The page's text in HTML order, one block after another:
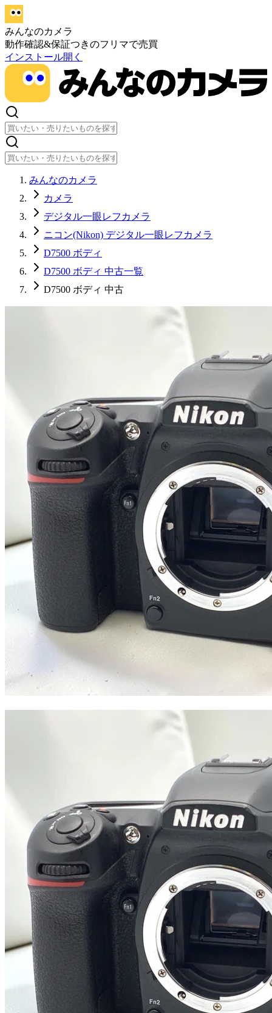
みんなのカメラ
動作確認&保証つきのフリマで売買
インストール開く
みんなのカメラ
カメラ
デジタル一眼レフカメラ
ニコン(Nikon) デジタル一眼レフカメラ
D7500 ボディ
D7500 ボディ 中古一覧
D7500 ボディ 中古